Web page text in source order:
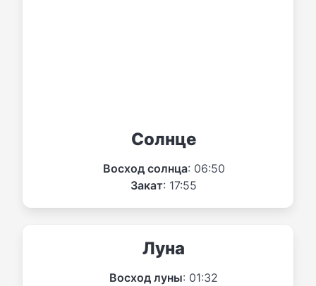
Солнце
Восход солнца: 06:50
Закат: 17:55
Луна
Восход луны: 01:32